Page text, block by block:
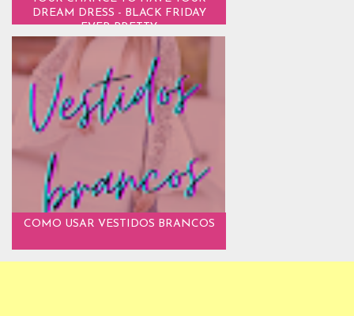
DREAM DRESS - BLACK FRIDAY
EVER PRETTY
COMO USAR VESTIDOS BRANCOS